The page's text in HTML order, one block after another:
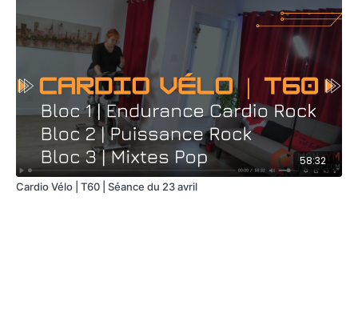
58:32
Cardio Vélo | T60 | Séance du 23 avril